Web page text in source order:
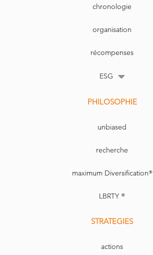
chronologie
organisation
récompenses
ESG
PHILOSOPHIE
unbiased
recherche
maximum Diversification®
LBRTY ®
STRATEGIES
actions